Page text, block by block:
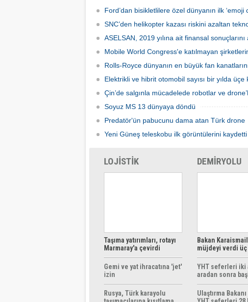
Uluslararası Fuarcılık tarafından
Servis Sistemler Fuarı VENDEX
yapılmayacağını
Ford’dan bisikletlilere özel dünyanın ilk ‘emoji
SNC’den helikopter kazası riskini azaltan
ASELSAN, 2019 yılına ait finansal sonuçlarını
Mobile World Congress'e katılmayan
Rolls-Royce dünyanın en büyük fan
Elektrikli ve hibrit otomobil sayısı bir yılda üçe
Çin’de salgınla mücadelede robotlar ve
Soyuz MS 13 dünyaya döndü
Predatör'ün pabucunu dama atan Türk drone
Yeni Güneş teleskobu ilk görüntülerini kaydetti
LOJİSTİK
Taşıma yatırımları, rotayı
Marmaray'a çevirdi
Gemi ve yat ihracatına 'jet'
izin
Rusya, Türk karayolu
DEMİRYOLU
Bakan
müjdeyi verdi üç
ücretsiz
YHT seferleri iki
aradan sonra
Ulaştırma Bakanı